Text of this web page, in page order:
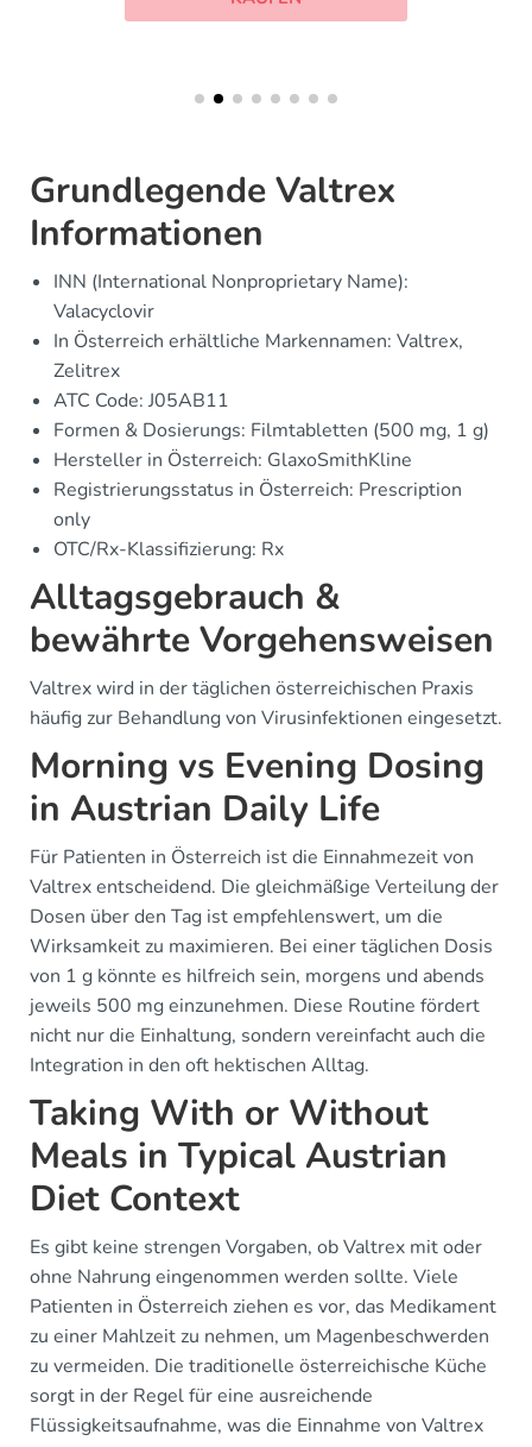
Grundlegende Valtrex
Informationen
INN (International Nonproprietary Name):
Valacyclovir
In Österreich erhältliche Markennamen: Valtrex,
Zelitrex
ATC Code: J05AB11
Formen & Dosierungs: Filmtabletten (500 mg, 1 g)
Hersteller in Österreich: GlaxoSmithKline
Registrierungsstatus in Österreich: Prescription
only
OTC/Rx-Klassifizierung: Rx
Alltagsgebrauch &
bewährte Vorgehensweisen
Valtrex wird in der täglichen österreichischen Praxis
häufig zur Behandlung von Virusinfektionen eingesetzt.
Morning vs Evening Dosing
in Austrian Daily Life
Für Patienten in Österreich ist die Einnahmezeit von
Valtrex entscheidend. Die gleichmäßige Verteilung der
Dosen über den Tag ist empfehlenswert, um die
Wirksamkeit zu maximieren. Bei einer täglichen Dosis
von 1 g könnte es hilfreich sein, morgens und abends
jeweils 500 mg einzunehmen. Diese Routine fördert
nicht nur die Einhaltung, sondern vereinfacht auch die
Integration in den oft hektischen Alltag.
Taking With or Without
Meals in Typical Austrian
Diet Context
Es gibt keine strengen Vorgaben, ob Valtrex mit oder
ohne Nahrung eingenommen werden sollte. Viele
Patienten in Österreich ziehen es vor, das Medikament
zu einer Mahlzeit zu nehmen, um Magenbeschwerden
zu vermeiden. Die traditionelle österreichische Küche
sorgt in der Regel für eine ausreichende
Flüssigkeitsaufnahme, was die Einnahme von Valtrex